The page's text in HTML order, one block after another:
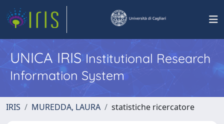
UNICA IRISInstitutional Research
Information System
IRIS MUREDDA, LAURA statistiche ricercatore